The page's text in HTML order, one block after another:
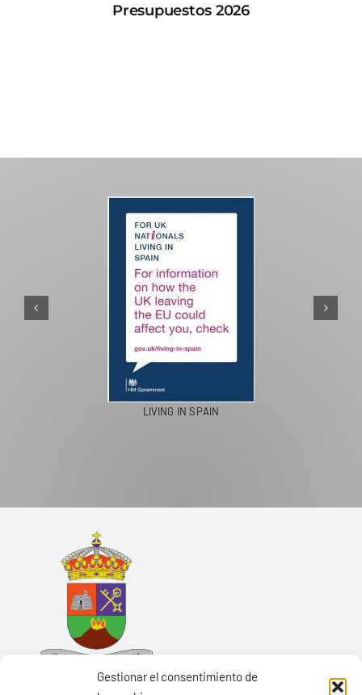
Gestionar el consentimiento de
Presupuestos 2026
LIVING IN SPAIN